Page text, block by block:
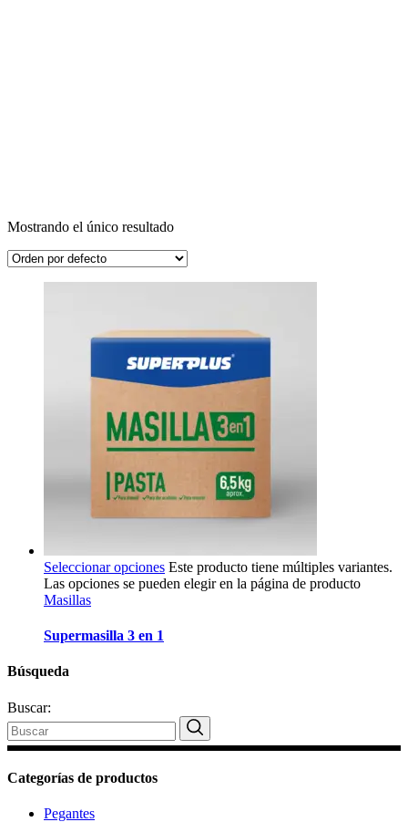
Mostrando el único resultado
Seleccionar opciones Este producto tiene múltiples variantes.
Las opciones se pueden elegir en la página de producto
Masillas
Supermasilla 3 en 1
Búsqueda
Buscar:
Categorías de productos
Pegantes